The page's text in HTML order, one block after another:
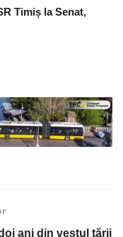
Timiș la Senat,
ani din vestul țării